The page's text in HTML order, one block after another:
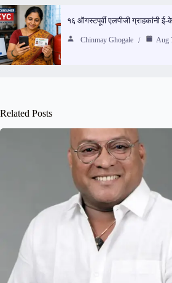
१६ ऑगस्टपूर्वी एलपीजी ग्राहकांनी ई-
Chinmay Ghogale Aug
Related Posts